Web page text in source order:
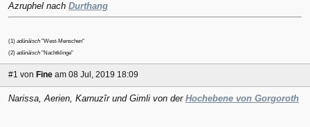
Azruphel nach Durthang
(1) adûnâisch "West-Menschen"
(2) adûnâisch "Nachtklinge"
#1 von Fine am 08 Jul, 2019 18:09
Narissa, Aerien, Karnuzîr und Gimli von der Hochebene von Gorgoroth